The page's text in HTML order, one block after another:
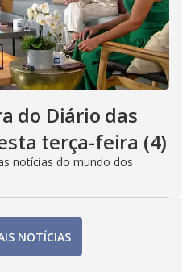
do Diário das
terça-feira (4)
notícias do mundo dos
NOTÍCIAS